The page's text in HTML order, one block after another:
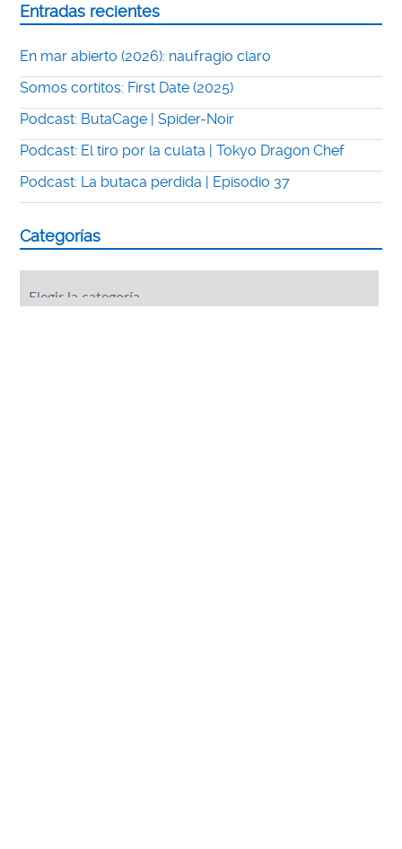
Entradas recientes
En mar abierto (2026): naufragio claro
Somos cortitos: First Date (2025)
Podcast: ButaCage | Spider-Noir
Podcast: El tiro por la culata | Tokyo Dragon Chef
Podcast: La butaca perdida | Episodio 37
Categorías